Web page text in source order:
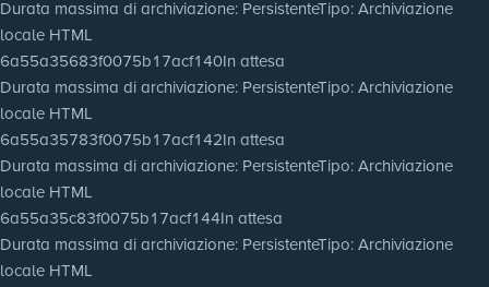
Durata massima di archiviazione: PersistenteTipo: Archiviazione
locale HTML
6a55a35683f0075b17acf140In attesa
Durata massima di archiviazione: PersistenteTipo: Archiviazione
locale HTML
6a55a35783f0075b17acf142In attesa
Durata massima di archiviazione: PersistenteTipo: Archiviazione
locale HTML
6a55a35c83f0075b17acf144In attesa
Durata massima di archiviazione: PersistenteTipo: Archiviazione
locale HTML